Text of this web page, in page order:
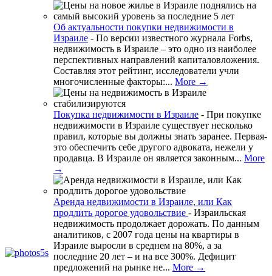
Об актуальности покупки недвижимости в
Израиле - По версии известного журнала Forbs,
недвижимость в Израиле – это одно из наиболее
перспективных направлений капиталовложения.
Составляя этот рейтинг, исследователи учли
многочисленные факторы:... More →
Покупка недвижимости в Израиле - При покупке
недвижимости в Израиле существует несколько
правил, которые вы должны знать заранее. Первая-
это обеспечить себе другого адвоката, нежели у
продавца. В Израиле он является законным... More
→
Аренда недвижимости в Израиле, или Как
продлить дорогое удовольствие - Израильская
недвижимость продолжает дорожать. По данным
аналитиков, с 2007 года цены на квартиры в
Израиле выросли в среднем на 80%, а за
последние 20 лет – и на все 300%. Дефицит
предложений на рынке не... More →